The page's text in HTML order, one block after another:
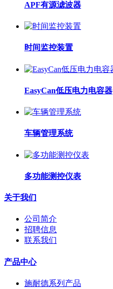
APF有源滤波器
时间监控装置
EasyCan低压电力电容器
车辆管理系统
多功能测控仪表
关于我们
公司简介
招聘信息
联系我们
产品中心
施耐德系列产品